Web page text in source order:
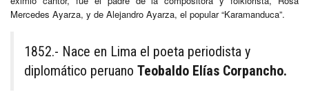
Mercedes Ayarza, y de Alejandro Ayarza, el popular “Karamanduca”.
1852.- Nace en Lima el poeta periodista y
diplomático peruano Teobaldo Elías Corpancho.